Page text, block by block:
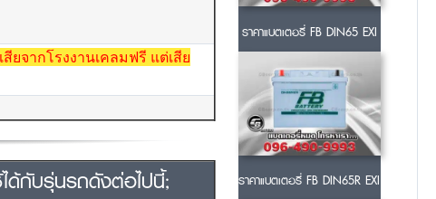
ยจากโรงงานเคลมฟรี แต่เสีย
ด้กับรุ่นรถดังต่อไปนี้;
ราคาแบตเตอรี่ FB DIN65 EXI
ราคาแบตเตอรี่ FB DIN65R EXI